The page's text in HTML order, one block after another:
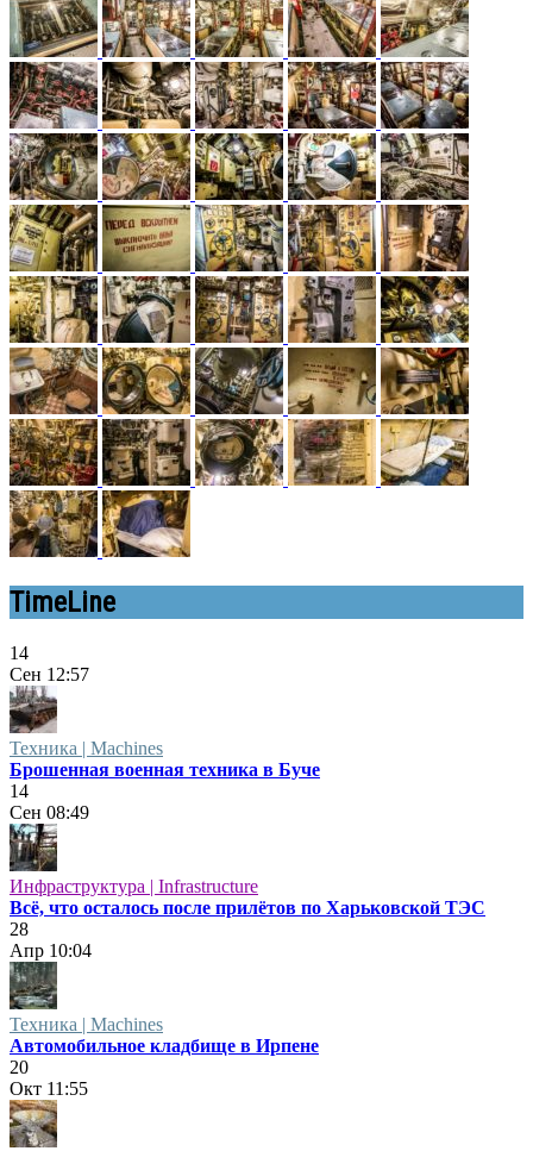
TimeLine
14
Сен 12:57
Техника | Machines
Брошенная военная техника в Буче
14
Сен 08:49
Инфраструктура | Infrastructure
Всё, что осталось после прилётов по Харьковской ТЭС
28
Апр 10:04
Техника | Machines
Автомобильное кладбище в Ирпене
20
Окт 11:55